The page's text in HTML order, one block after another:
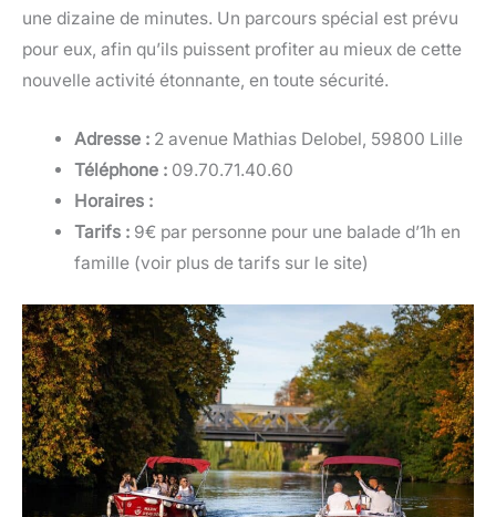
une dizaine de minutes. Un parcours spécial est prévu
pour eux, afin qu’ils puissent profiter au mieux de cette
nouvelle activité étonnante, en toute sécurité.
Adresse : 2 avenue Mathias Delobel, 59800 Lille
Téléphone : 09.70.71.40.60
Horaires :
Tarifs : 9€ par personne pour une balade d’1h en
famille (voir plus de tarifs sur le site)